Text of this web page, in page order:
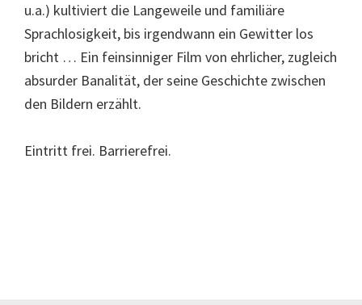
u.a.) kultiviert die Langeweile und familiäre
Sprachlosigkeit, bis irgendwann ein Gewitter los
bricht … Ein feinsinniger Film von ehrlicher, zugleich
absurder Banalität, der seine Geschichte zwischen
den Bildern erzählt.
Eintritt frei. Barrierefrei.